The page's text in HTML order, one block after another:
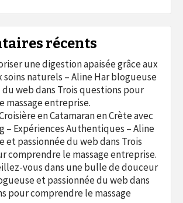
récents
une digestion apaisée grâce aux
soins naturels – Aline Har blogueuse
du webdans Trois questions pour
massage entreprise.
en Catamaran en Crète avec
– Expériences Authentiques – Aline
et passionnée du webdans Trois
comprendre le massage entreprise.
vous dans une bulle de douceur
et passionnée du webdans
pour comprendre le massage